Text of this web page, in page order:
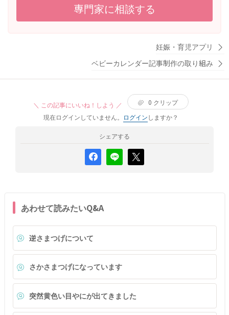
専門家に相談する
妊娠・育児アプリ
ベビーカレンダー記事制作の取り組み
＼ この記事にいいね！しよう ／ 0 クリップ
現在ログインしていません。
ログインしますか？
シェアする
あわせて読みたいQ&A
逆さまつげについて
さかさまつげになっています
突然黄色い目やにが出てきました